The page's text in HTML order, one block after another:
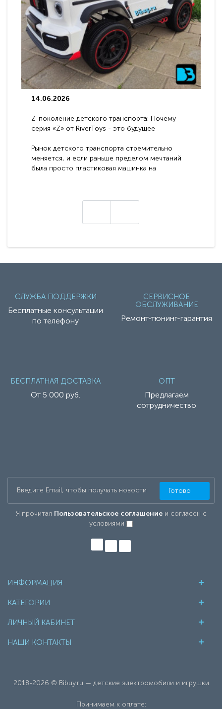
14.06.2026
Z-поколение детского транспорта: Почему
серия «Z» от RiverToys - это будущее
Рынок детского транспорта стремительно
меняется, и если раньше пределом мечтаний
была просто пластиковая машинка на
СЛУЖБА ПОДДЕРЖКИ
Бесплатные консультации
по телефону
СЕРВИСНОЕ
ОБСЛУЖИВАНИЕ
Ремонт-тюнинг-гарантия
БЕСПЛАТНАЯ ДОСТАВКА
От 5 000 руб.
ОПТ
Предлагаем
сотрудничество
Я прочитал Пользовательское соглашениеи согласен с
условиями
Готово
ИНФОРМАЦИЯ
КАТЕГОРИИ
ЛИЧНЫЙ КАБИНЕТ
НАШИ КОНТАКТЫ
2018-2026 © Bibuy.ru — детские электромобили и игрушки
Принимаем к оплате: